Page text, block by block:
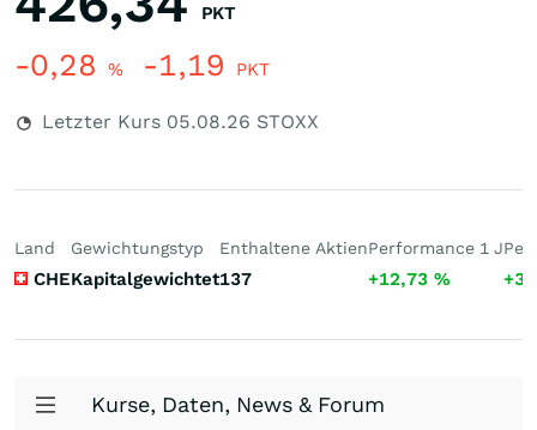
PKT
-0,28 % -1,19 PKT
Letzter Kurs 05.08.26 STOXX
Land
CHE
Gewichtungstyp
Kapitalgewichtet
Enthaltene Aktien
137
Performance 1 J
+12,73 %
Kurse, Daten, News & Forum